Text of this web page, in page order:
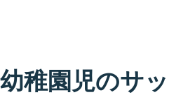
幼稚園児のサ